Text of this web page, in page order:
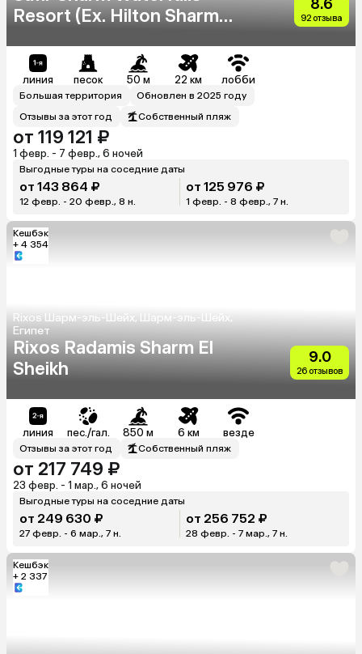
Resort (Ex. Hilton Sharm
8.6
92 отзыва
линия песок 50 м 22 км лобби
Большая территория
Обновлен в 2025 году
Отзывы за этот год
Собственный пляж
от 119 121 ₽
1 февр. - 7 февр., 6 ночей
Выгодные туры на соседние даты
от 143 864 ₽
12 февр. - 20 февр., 8 н.
от 125 976 ₽
1 февр. - 8 февр., 7 н.
Кешбэк
+ 4 354
Rixos Шарм-эль-Шейх, Шарм-эль-Шейх,
Египет
Rixos Radamis Sharm El
Sheikh
9.0
26 отзывов
линия пес./гал. 850 м 6 км везде
Отзывы за этот год Собственный пляж
от 217 749 ₽
23 февр. - 1 мар., 6 ночей
Выгодные туры на соседние даты
от 249 630 ₽
27 февр. - 6 мар., 7 н.
от 256 752 ₽
28 февр. - 7 мар., 7 н.
Кешбэк
+ 2 337